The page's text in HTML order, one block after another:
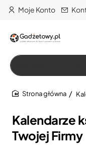
Moje Konto
Szukaj…
Kalendarze
Twojej Firmy